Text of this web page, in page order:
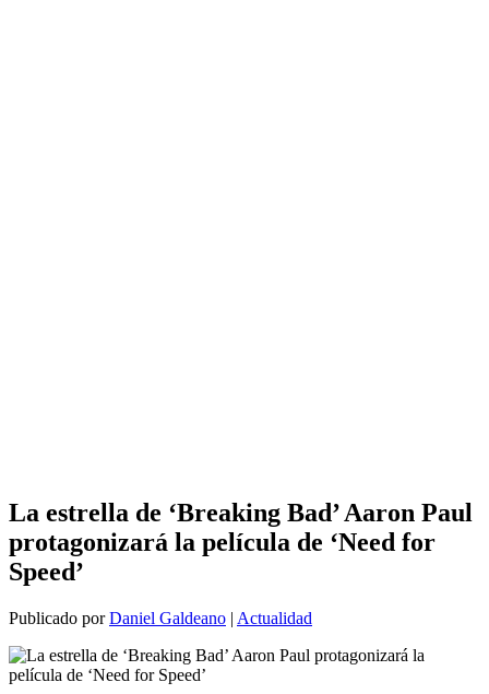
La estrella de ‘Breaking Bad’ Aaron Paul
protagonizará la película de ‘Need for
Speed’
Publicado porDaniel Galdeano | Actualidad